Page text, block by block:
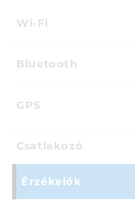
Wi-Fi
Bluetooth
GPS
Csatlakozó
Érzékelők